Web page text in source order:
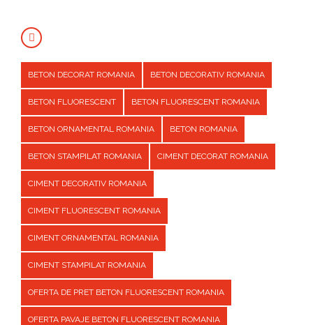
BETON DECORAT ROMANIA BETON DECORATIV ROMANIA
BETON FLUORESCENT BETON FLUORESCENT ROMANIA
BETON ORNAMENTAL ROMANIA BETON ROMANIA
BETON STAMPILAT ROMANIA CIMENT DECORAT ROMANIA
CIMENT DECORATIV ROMANIA
CIMENT FLUORESCENT ROMANIA
CIMENT ORNAMENTAL ROMANIA
CIMENT STAMPILAT ROMANIA
OFERTA DE PRET BETON FLUORESCENT ROMANIA
OFERTA PAVAJE BETON FLUORESCENT ROMANIA